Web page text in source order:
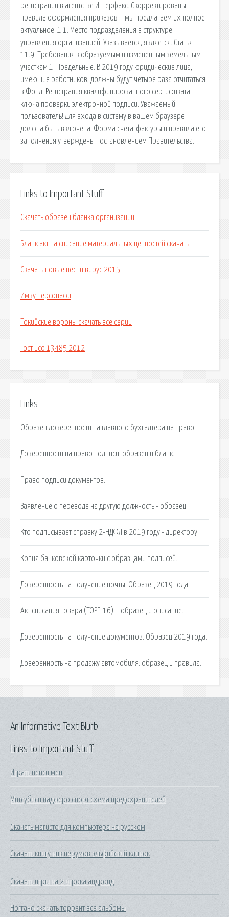
регистрации в агентстве Интерфакс. Скорректированы
правила оформления приказов – мы предлагаем их полное
актуальное. 1.1. Место подразделения в структуре
управления организацией. Указывается, является. Статья
11.9. Требования к образуемым и измененным земельным
участкам 1. Предельные. В 2019 году юридические лица,
имеющие работников, должны будут четыре раза отчитаться
в Фонд. Регистрация квалифицированного сертификата
ключа проверки электронной подписи. Уважаемый
пользователь! Для входа в систему в вашем браузере
должна быть включена. Форма счета-фактуры и правила его
заполнения утверждены постановлением Правительства.
Links to Important Stuff
Скачать образец бланка организации
Бланк акт на списание материальных ценностей скачать
Скачать новые песни вирус 2015
Имву персонажи
Токийские вороны скачать все серии
Гост исо 13485 2012
Links
Образец доверенности на главного бухгалтера на право.
Доверенности на право подписи: образец и бланк.
Право подписи документов.
Заявление о переводе на другую должность - образец.
Кто подписывает справку 2-НДФЛ в 2019 году - директору.
Копия банковской карточки с образцами подписей.
Доверенность на получение почты. Образец 2019 года.
Акт списания товара (ТОРГ-16) – образец и описание.
Доверенность на получение документов. Образец 2019 года.
Доверенность на продажу автомобиля: образец и правила.
Links to Important Stuff
Играть пепси мен
Митсубиси паджеро спорт схема предохранителей
Скачать магисто для компьютера на русском
Скачать книгу ник перумов эльфийский клинок
Скачать игры на 2 игрока андроид
Ноггано скачать торрент все альбомы
An Informative Text Blurb